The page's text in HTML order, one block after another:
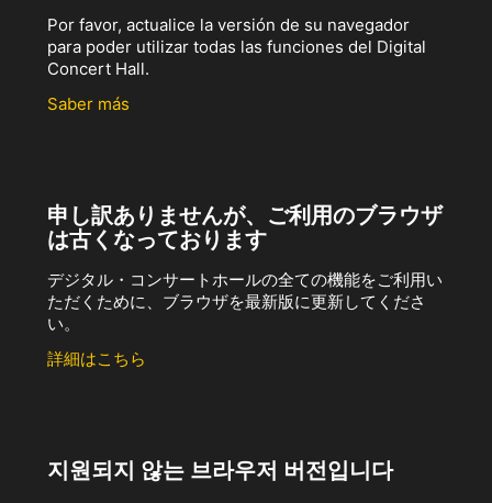
Por favor, actualice la versión de su navegador
para poder utilizar todas las funciones del Digital
Concert Hall.
Saber más
申し訳ありませんが、ご利用のブラウザ
は古くなっております
デジタル・コンサートホールの全ての機能をご利用い
ただくために、ブラウザを最新版に更新してくださ
い。
詳細はこちら
지원되지 않는 브라우저 버전입니다